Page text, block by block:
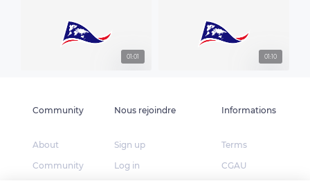
01:01 01:10
Community
About
Community
Nous rejoindre
Sign up
Log in
Informations
Terms
CGAU